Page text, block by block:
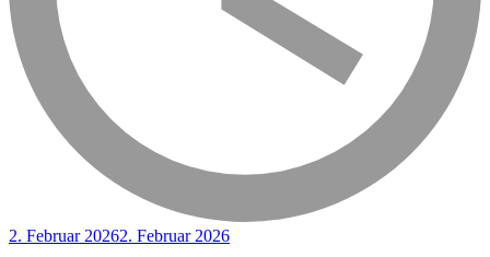
2. Februar 20262. Februar 2026